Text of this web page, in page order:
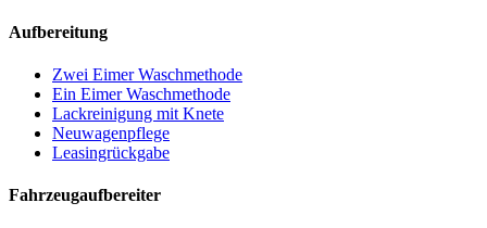
Aufbereitung
Zwei Eimer Waschmethode
Ein Eimer Waschmethode
Lackreinigung mit Knete
Neuwagenpflege
Leasingrückgabe
Fahrzeugaufbereiter